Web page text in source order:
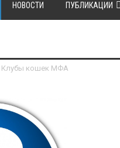
НОВОСТИ ПУБЛИКАЦИИ
Клубы кошек МФА